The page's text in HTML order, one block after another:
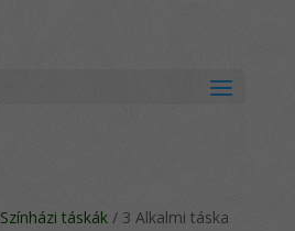
Színházi táskák / 3 Alkalmi táska